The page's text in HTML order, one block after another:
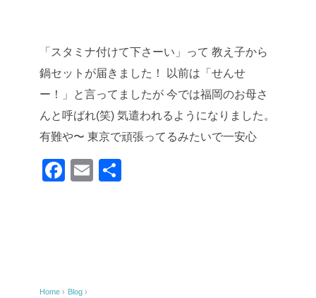
「スタミナ付けて下さーい」って 教え子から
鍋セットが届きました！
以前は「せんせ
ー！」と言ってましたが 今では福岡のお母さ
んと呼ばれ(笑) 気遣われるようになりました。
有難や〜 東京で頑張ってるみたいで一安心
F
o
E
Home › Blog ›